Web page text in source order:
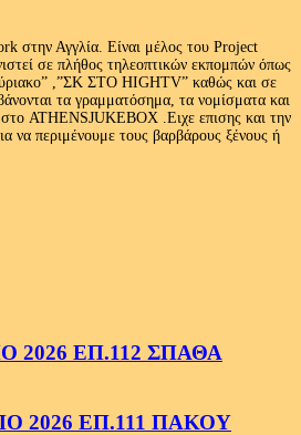
στην Αγγλία. Είναι μέλος του Project
σε πλήθος τηλεοπτικών εκπομπών όπως
,”ΣΚ ΣΤΟ HIGHTV” καθώς και σε
τα γραμματόσημα, τα νομίσματα και
ATHENSJUKEBOX .Ειχε επισης και την
περιμένουμε τους βαρβάρους ξένους ή
ΕΠ.112 ΣΠΑΘΑ
2026 ΕΠ.111 ΠΑΚΟΥ